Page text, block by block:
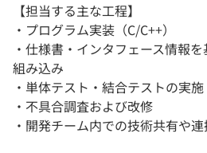
【担当する主な工程】
・プログラム実装（C/C++）
・仕様書・インタフェース情報
組み込み
・単体テスト・結合テストの実施
・不具合調査および改修
・開発チーム内での技術共有や